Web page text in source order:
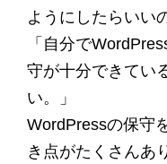
ようにしたらいい
「自分で
守が十分できてい
い。」
WordPressの保守
き点がたくさんあ